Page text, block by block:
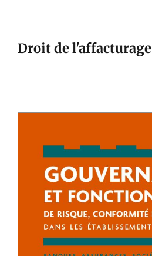
Droit de l'affacturage